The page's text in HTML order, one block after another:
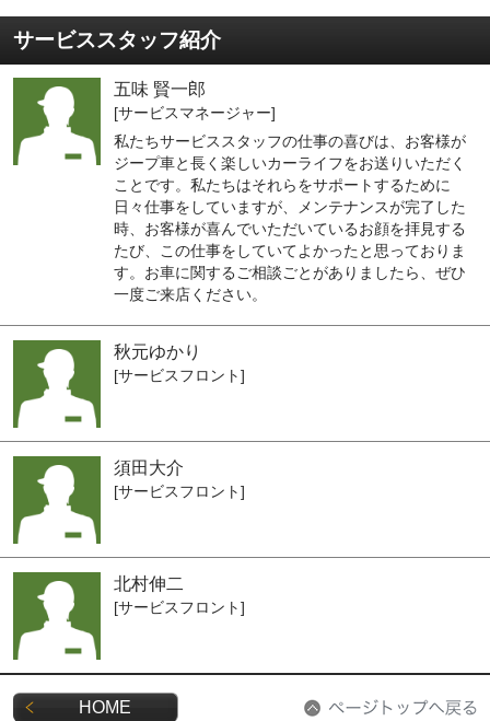
サービススタッフ紹介
五味 賢一郎
[サービスマネージャー]
私たちサービススタッフの仕事の喜びは、お客様が
ジープ車と長く楽しいカーライフをお送りいただく
ことです。私たちはそれらをサポートするために
日々仕事をしていますが、メンテナンスが完了した
時、お客様が喜んでいただいているお顔を拝見する
たび、この仕事をしていてよかったと思っておりま
す。お車に関するご相談ごとがありましたら、ぜひ
一度ご来店ください。
秋元ゆかり
[サービスフロント]
須田大介
[サービスフロント]
北村伸二
[サービスフロント]
HOME